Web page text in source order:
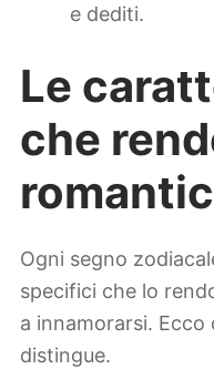
e dediti.
Le
che
Ogni segno
specifici che lo
a innamorarsi. Ecco
distingue.